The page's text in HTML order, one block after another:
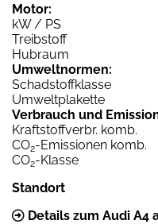
Motor:
kW / PS
Treibstoff
Hubraum
Umweltnormen:
Schadstoffklasse
Umweltplakette
Verbrauch und
Kraftstoffverbr. komb.
CO2-Emissionen komb.
CO2-Klasse
Standort
Details zum Audi A4